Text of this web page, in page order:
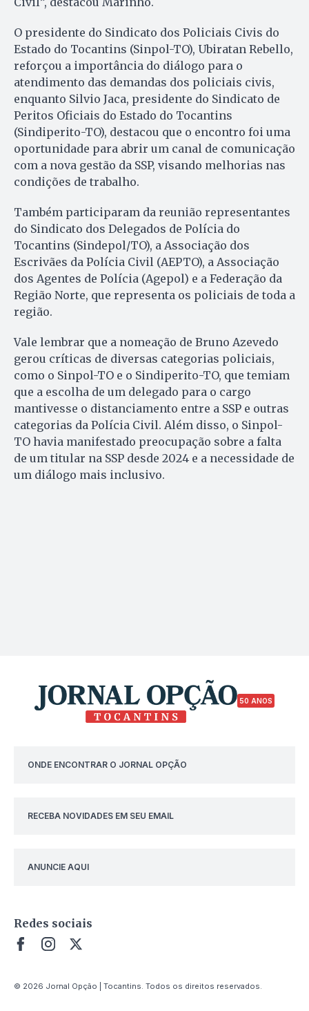
O presidente do Sindicato dos Policiais Civis do
Estado do Tocantins (Sinpol-TO), Ubiratan Rebello,
reforçou a importância do diálogo para o
atendimento das demandas dos policiais civis,
enquanto Silvio Jaca, presidente do Sindicato de
Peritos Oficiais do Estado do Tocantins
(Sindiperito-TO), destacou que o encontro foi uma
oportunidade para abrir um canal de comunicação
com a nova gestão da SSP, visando melhorias nas
condições de trabalho.
Também participaram da reunião representantes
do Sindicato dos Delegados de Polícia do
Tocantins (Sindepol/TO), a Associação dos
Escrivães da Polícia Civil (AEPTO), a Associação
dos Agentes de Polícia (Agepol) e a Federação da
Região Norte, que representa os policiais de toda a
região.
Vale lembrar que a nomeação de Bruno Azevedo
gerou críticas de diversas categorias policiais,
como o Sinpol-TO e o Sindiperito-TO, que temiam
que a escolha de um delegado para o cargo
mantivesse o distanciamento entre a SSP e outras
categorias da Polícia Civil. Além disso, o Sinpol-
TO havia manifestado preocupação sobre a falta
de um titular na SSP desde 2024 e a necessidade de
um diálogo mais inclusivo.
50 ANOS
ONDE ENCONTRAR O JORNAL OPÇÃO
RECEBA NOVIDADES EM SEU EMAIL
ANUNCIE AQUI
Redes sociais
© 2026 Jornal Opção | Tocantins. Todos os direitos reservados.